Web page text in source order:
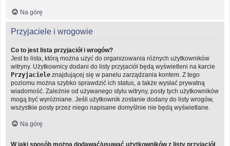
Na górę
Przyjaciele i wrogowie
Co to jest lista przyjaciół i wrogów?
Jest to lista, którą można użyć do organizowania różnych użytkowników
witryny. Użytkownicy dodani do listy przyjaciół będą wyświetleni na karcie
Przyjaciele znajdującej się w panelu zarządzania kontem. Z tego
poziomu można szybko sprawdzić ich status, a także wysłać prywatną
wiadomość. Zależnie od używanego stylu witryny, posty tych użytkowników
mogą być wyróżniane. Jeśli użytkownik zostanie dodany do listy wrogów,
wszystkie posty przez niego napisane domyślnie nie będą wyświetlane.
Na górę
W jaki sposób można dodawać/usuwać użytkowników z listy przyjaciół